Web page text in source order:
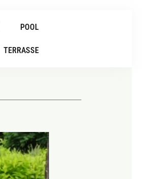
POOL
TERRASSE